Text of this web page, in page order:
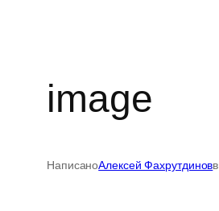
image
НаписаноАлексей Фахрутдиновв